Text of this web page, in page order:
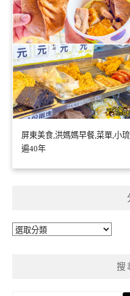
屏東美食,洪媽媽早餐,菜單,小
遍40年
分
搜